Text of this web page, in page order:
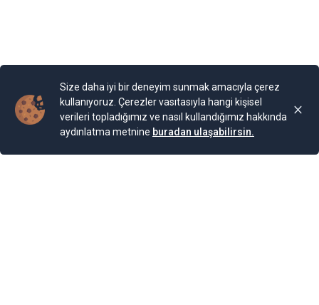
Yenigun
Size daha iyi bir deneyim sunmak amacıyla çerez
kullanıyoruz. Çerezler vasıtasıyla hangi kişisel
verileri topladığımız ve nasıl kullandığımız hakkında
aydınlatma metnine buradan ulaşabilirsin.